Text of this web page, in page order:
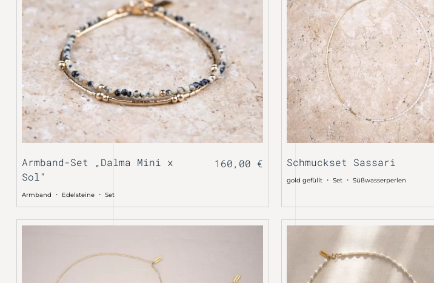
Armband-Set „Dalma Mini x
Sol“
160,00 €
Armband ・ Edelsteine ・Set
Schmuckset Sassari
gold gefüllt・ Set・ Süßwasserperlen